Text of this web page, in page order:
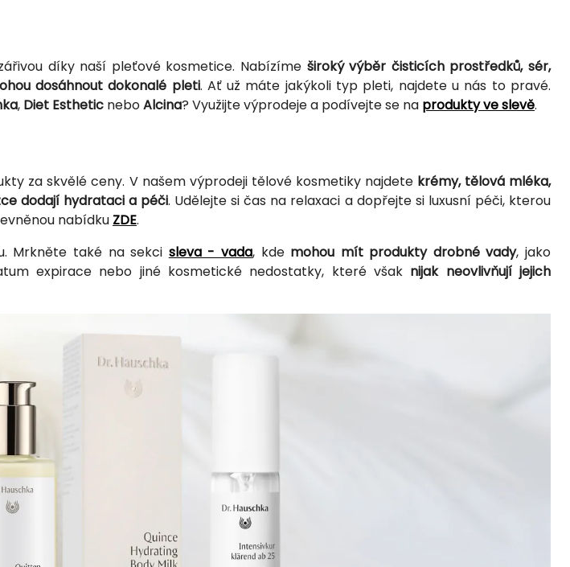
díky naší pleťové kosmetice. Nabízíme široký výběr čisticích prostředků, sér,
dosáhnout dokonalé pleti. Ať už máte jakýkoli typ pleti, najdete u nás to pravé.
, Diet Esthetic neboAlcina? Využijte výprodeje a podívejte se na produkty ve slevě.
za skvělé ceny. V našem výprodeji tělové kosmetiky najdete krémy, tělová mléka,
dodají hydrataci a péči. Udělejte si čas na relaxaci a dopřejte si luxusní péči, kterou
nabídku ZDE.
Mrkněte také na sekci sleva - vada, kde mohou mít produkty drobné vady, jako
expirace nebo jiné kosmetické nedostatky, které však nijak neovlivňují jejich